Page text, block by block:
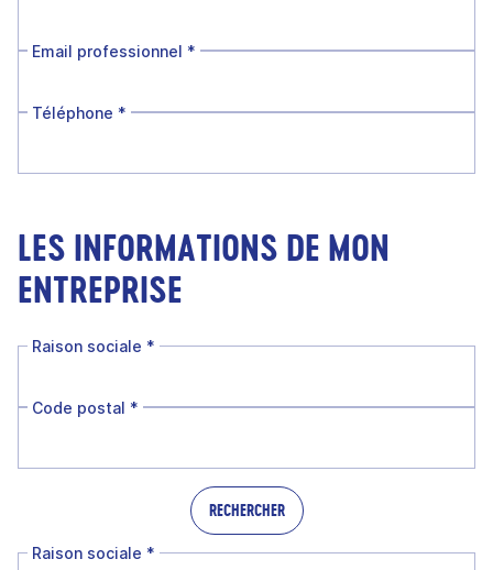
Email professionnel *
Téléphone *
LES INFORMATIONS DE MON
ENTREPRISE
Raison sociale *
Code postal *
RECHERCHER
Raison sociale *